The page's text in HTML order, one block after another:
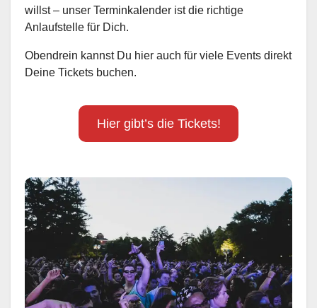
willst – unser Terminkalender ist die richtige
Anlaufstelle für Dich.
Obendrein kannst Du hier auch für viele Events direkt
Deine Tickets buchen.
Hier gibt’s die Tickets!